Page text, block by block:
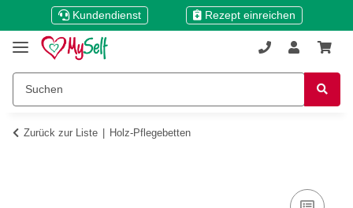
Kundendienst Rezept einreichen
Zurück zur Liste Holz-Pflegebetten